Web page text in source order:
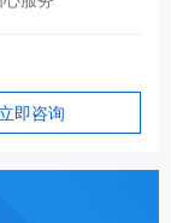
立即咨询